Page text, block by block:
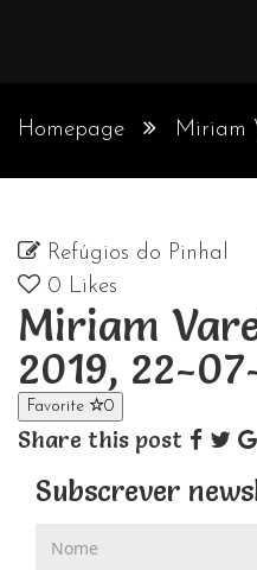
Homepage Miriam
Refúgios do Pinhal
0 Likes
Miriam
2019, 22-
Favorite 0
Share this post
Subscrever